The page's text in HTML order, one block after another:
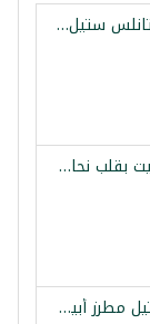
شطاف تواليت ستانلس ستيل بقلب نحاس فيستا
طقم شطاف تواليت بقلب نحاس وحنفية مزدوجة فيستا
مفرش طاولة دانتيل مطرز أبيض ذهبي 150x210 سم